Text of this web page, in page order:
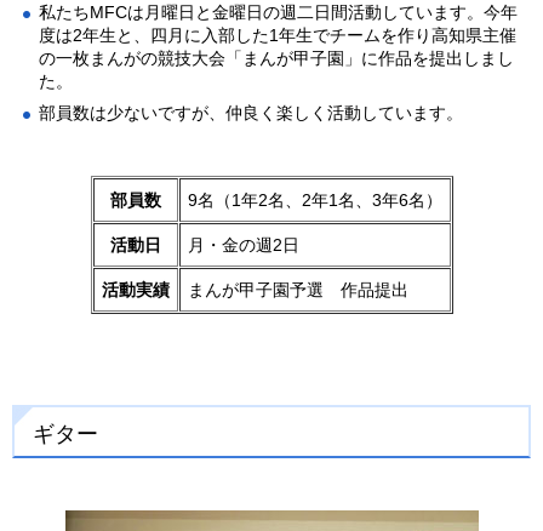
私たちMFCは月曜日と金曜日の週二日間活動しています。今年
度は2年生と、四月に入部した1年生でチームを作り高知県主催
の一枚まんがの競技大会「まんが甲子園」に作品を提出しまし
た。
部員数は少ないですが、仲良く楽しく活動しています。
部員数 9名（1年2名、2年1名、3年6名）
活動日 月・金の週2日
活動実績 まんが甲子園予選 作品提出
ギター